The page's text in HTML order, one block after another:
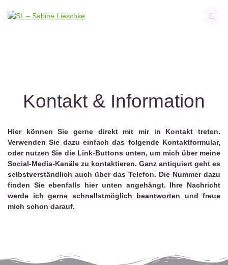
Kontakt & Information
Hier können Sie gerne direkt mit mir in Kontakt treten.
Verwenden Sie dazu einfach das folgende Kontaktformular,
oder nutzen Sie die Link-Buttons unten, um mich über meine
Social-Media-Kanäle zu kontaktieren. Ganz antiquiert geht es
selbstverständlich auch über das Telefon. Die Nummer dazu
finden Sie ebenfalls hier unten angehängt. Ihre Nachricht
werde ich gerne schnellstmöglich beantworten und freue
mich schon darauf.